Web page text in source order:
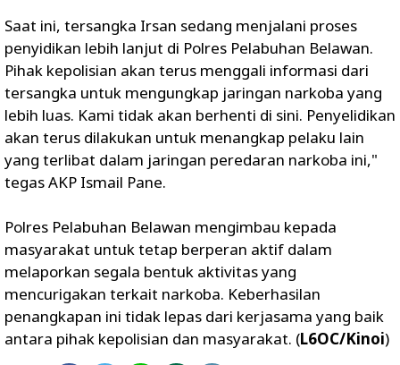
Saat ini, tersangka Irsan sedang menjalani proses
penyidikan lebih lanjut di Polres Pelabuhan Belawan.
Pihak kepolisian akan terus menggali informasi dari
tersangka untuk mengungkap jaringan narkoba yang
lebih luas. Kami tidak akan berhenti di sini. Penyelidikan
akan terus dilakukan untuk menangkap pelaku lain
yang terlibat dalam jaringan peredaran narkoba ini,"
tegas AKP Ismail Pane.
Polres Pelabuhan Belawan mengimbau kepada
masyarakat untuk tetap berperan aktif dalam
melaporkan segala bentuk aktivitas yang
mencurigakan terkait narkoba. Keberhasilan
penangkapan ini tidak lepas dari kerjasama yang baik
antara pihak kepolisian dan masyarakat. (L6OC/Kinoi)